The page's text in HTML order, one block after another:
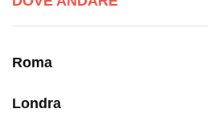
Roma
Londra